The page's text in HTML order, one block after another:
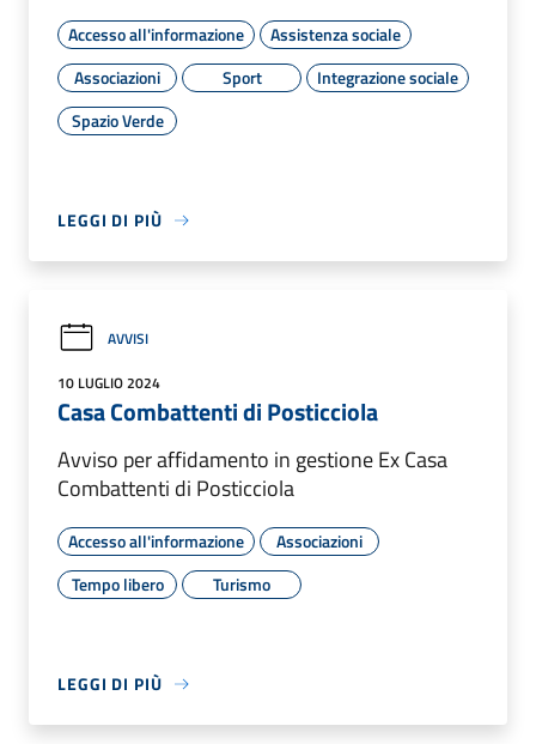
Accesso all'informazione
Assistenza sociale
Associazioni
Sport
Integrazione sociale
Spazio Verde
LEGGI DI PIÙ
AVVISI
10 LUGLIO 2024
Casa Combattenti di Posticciola
Avviso per affidamento in gestione Ex Casa
Combattenti di Posticciola
Accesso all'informazione
Associazioni
Tempo libero
Turismo
LEGGI DI PIÙ